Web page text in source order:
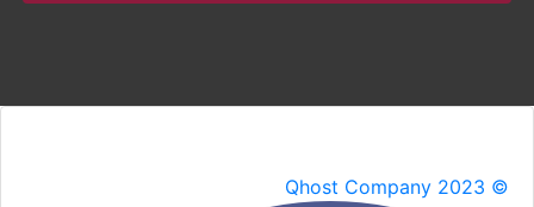
Qhost Company 2023 ©